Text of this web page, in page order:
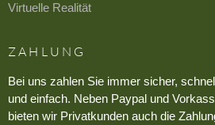
Virtuelle Realität
ZAHLUNG
Bei uns zahlen Sie immer sicher,
und einfach. Neben Paypal und
bieten wir Privatkunden auch die